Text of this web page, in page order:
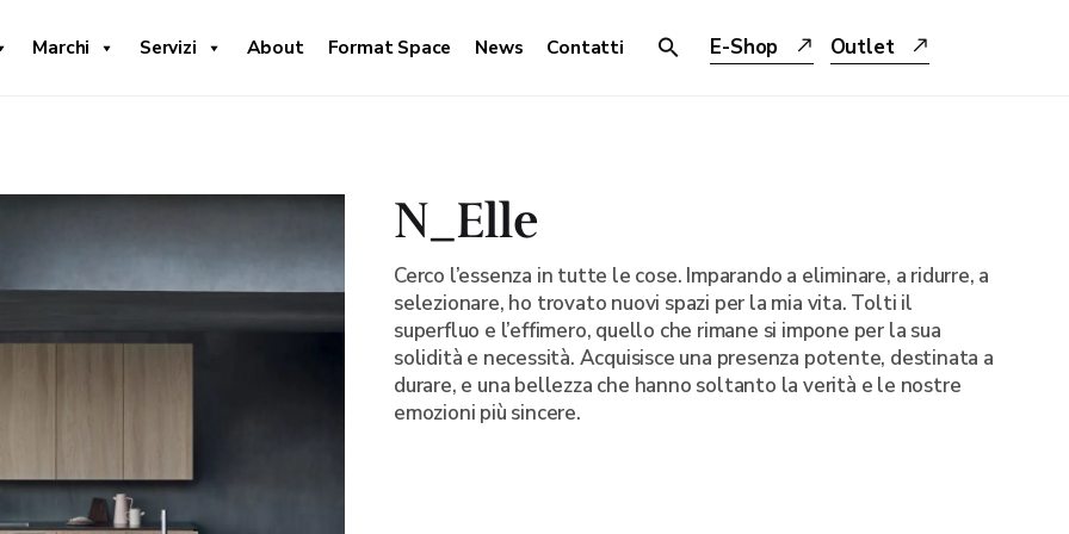
Marchi Servizi About Format Space News Contatti E-Shop Outlet
N_Elle
Cerco l’essenza in tutte le cose. Imparando a eliminare, a ridurre, a
selezionare, ho trovato nuovi spazi per la mia vita. Tolti il
superfluo e l’effimero, quello che rimane si impone per la sua
solidità e necessità. Acquisisce una presenza potente, destinata a
durare, e una bellezza che hanno soltanto la verità e le nostre
emozioni più sincere.